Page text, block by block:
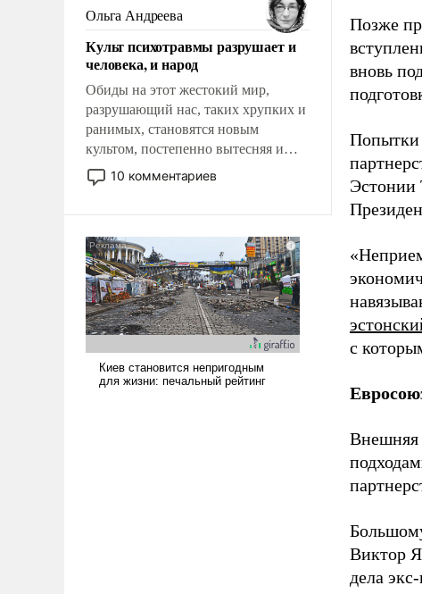
наши боевые возможности.
Ольга Андреева
Культ психотравмы разрушает и
человека, и народ
Обиды на этот жестокий мир,
разрушающий нас, таких хрупких и
ранимых, становятся новым
культом, постепенно вытесняя и
отменяя традиционное требование к
человеку – быть мужественным и
слабым, идти вперед и
адаптироваться.
10 комментариев
Позже
вновь
Попытки
Эстонии
с
Внешняя
Виктор
дела